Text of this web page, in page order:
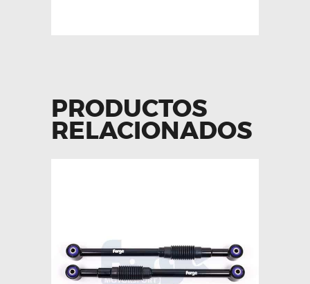
PRODUCTOS
RELACIONADOS